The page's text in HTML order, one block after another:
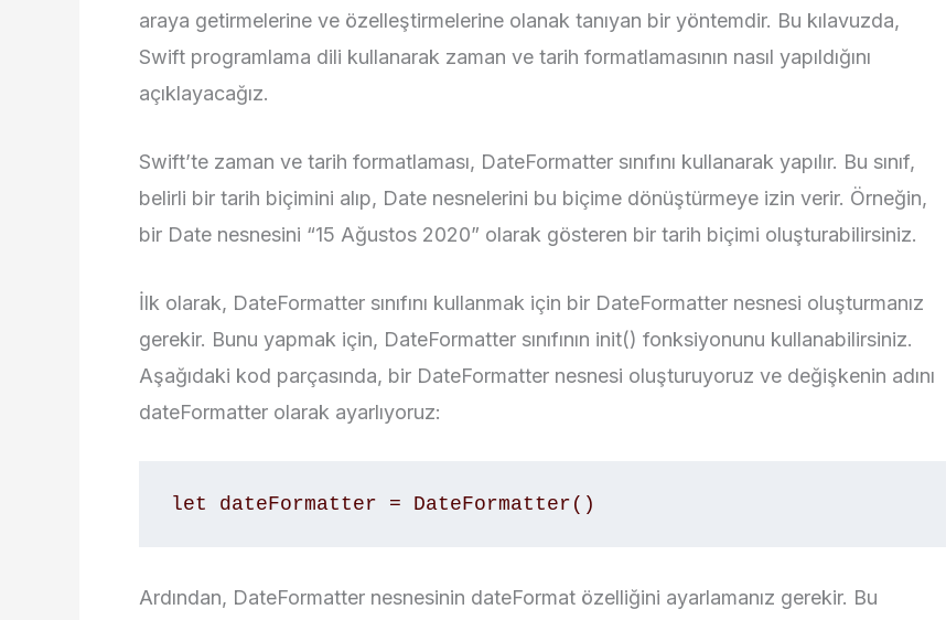
araya getirmelerine ve özelleştirmelerine olanak tanıyan bir yöntemdir. Bu kılavuzda,
Swift programlama dili kullanarak zaman ve tarih formatlamasının nasıl yapıldığını
açıklayacağız.
Swift’te zaman ve tarih formatlaması, DateFormatter sınıfını kullanarak yapılır. Bu sınıf,
belirli bir tarih biçimini alıp, Date nesnelerini bu biçime dönüştürmeye izin verir. Örneğin,
bir Date nesnesini “15 Ağustos 2020” olarak gösteren bir tarih biçimi oluşturabilirsiniz.
İlk olarak, DateFormatter sınıfını kullanmak için bir DateFormatter nesnesi oluşturmanız
gerekir. Bunu yapmak için, DateFormatter sınıfının init() fonksiyonunu kullanabilirsiniz.
Aşağıdaki kod parçasında, bir DateFormatter nesnesi oluşturuyoruz ve değişkenin adını
dateFormatter olarak ayarlıyoruz:
let dateFormatter = DateFormatter()
Ardından, DateFormatter nesnesinin dateFormat özelliğini ayarlamanız gerekir. Bu